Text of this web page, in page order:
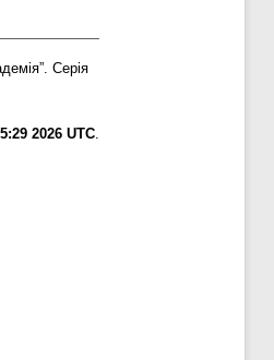
Серія
2026 UTC.